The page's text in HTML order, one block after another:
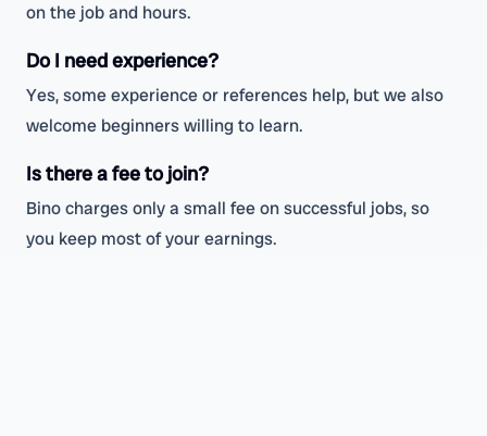
on the job and hours.
Do I need experience?
Yes, some experience or references help, but we also
welcome beginners willing to learn.
Is there a fee to join?
Bino charges only a small fee on successful jobs, so
you keep most of your earnings.